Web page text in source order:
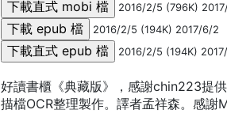
2016/2/5 (796K)
2016/2/5 (194K) 2017/6/2
2016/2/5 (194K)
好讀書櫃《典藏版》，感謝chin223提
描檔OCR整理製作。譯者孟祥森。感謝